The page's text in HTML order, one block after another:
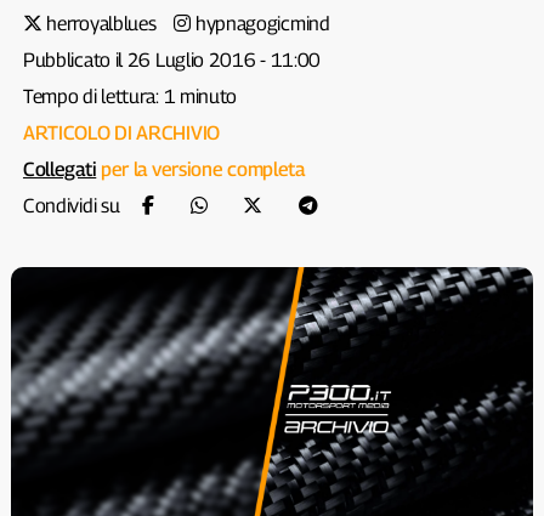
herroyalblues
hypnagogicmind
Pubblicato il 26 Luglio 2016 - 11:00
Tempo di lettura: 1 minuto
ARTICOLO DI ARCHIVIO
Collegati per la versione completa
Condividi su